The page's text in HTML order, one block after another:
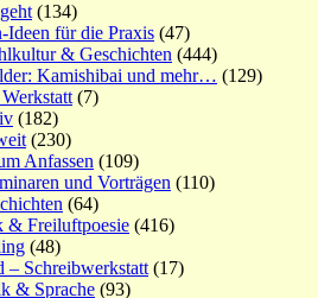
(134)
Ideen für die Praxis (47)
& Geschichten (444)
Kamishibai und mehr… (129)
(7)
(182)
(230)
Anfassen (109)
und Vorträgen (110)
(64)
& Freiluftpoesie (416)
(48)
– Schreibwerkstatt (17)
& Sprache (93)